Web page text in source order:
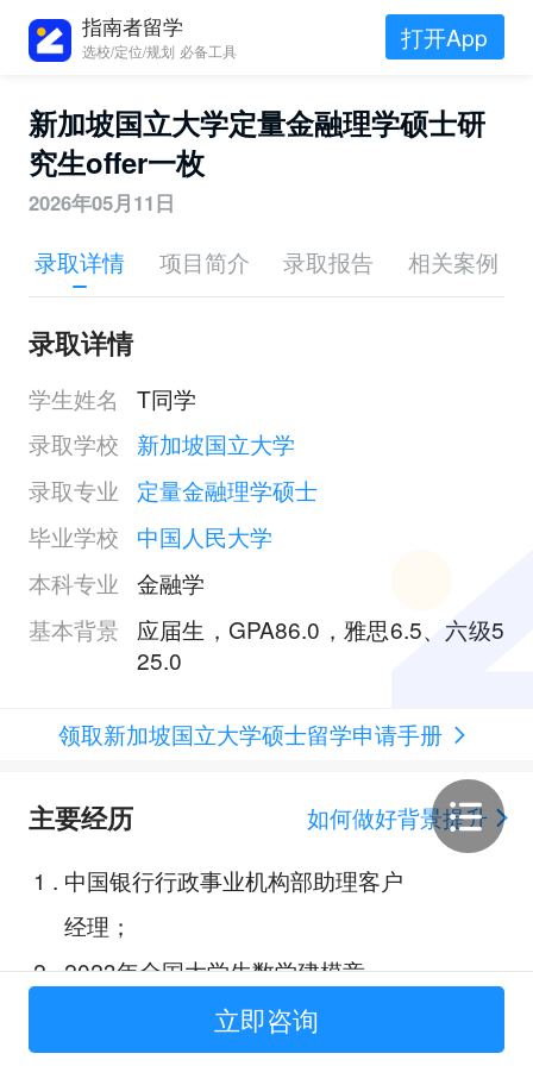
指南者留学
选校/定位/规划 必备工具 打开App
新加坡国立大学定量金融理学硕士研
究生offer一枚
2026年05月11日
录取详情 项目简介 录取报告 相关案例
录取详情
学生姓名
T同学
录取学校
新加坡国立大学
录取专业
定量金融理学硕士
毕业学校
中国人民大学
本科专业 金融学
基本背景
应届生，GPA86.0，雅思6.5、六级5
25.0
领取新加坡国立大学硕士留学申请手册
主要经历
如何做好背景提升
1 . 中国银行行政事业机构部助理客户
经理；
2.2023年全国大学生数学建模竞
立即咨询